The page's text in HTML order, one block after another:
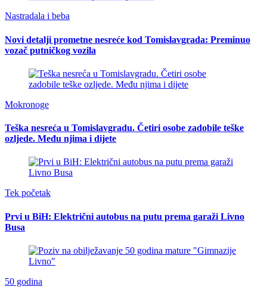
Nastradala i beba
Novi detalji prometne nesreće kod Tomislavgrada: Preminuo
vozač putničkog vozila
Mokronoge
Teška nesreća u Tomislavgradu. Četiri osobe zadobile teške
ozljede. Među njima i dijete
Tek početak
Prvi u BiH: Električni autobus na putu prema garaži Livno
Busa
50 godina